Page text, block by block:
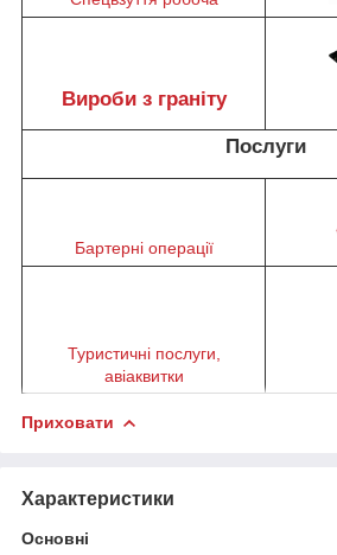
Вироби з граніту
Послуги
Бартерні операції
Туристичні послуги,
авіаквитки
Приховати
Характеристики
Основні